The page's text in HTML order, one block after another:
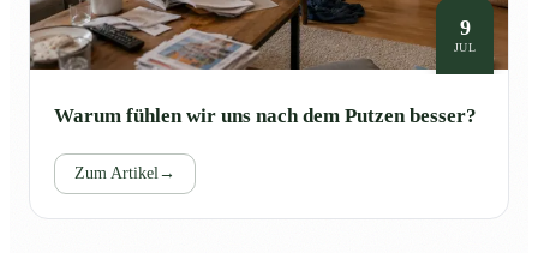
9
JUL
Warum fühlen wir uns nach dem Putzen besser?
Zum Artikel →